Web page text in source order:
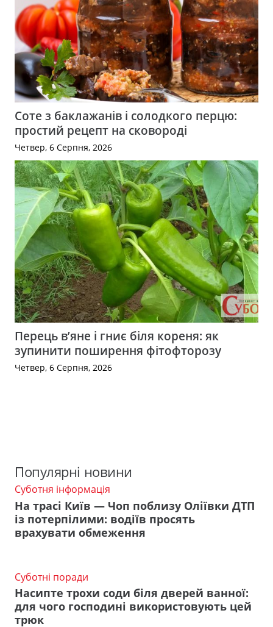
Соте з баклажанів і солодкого перцю:
простий рецепт на сковороді
Четвер, 6 Серпня, 2026
Перець в’яне і гниє біля кореня: як
зупинити поширення фітофторозу
Четвер, 6 Серпня, 2026
Популярні новини
Суботня інформація
На трасі Київ — Чоп поблизу Оліївки ДТП
із потерпілими: водіїв просять
врахувати обмеження
Суботні поради
Насипте трохи соди біля дверей ванної:
для чого господині використовують цей
трюк